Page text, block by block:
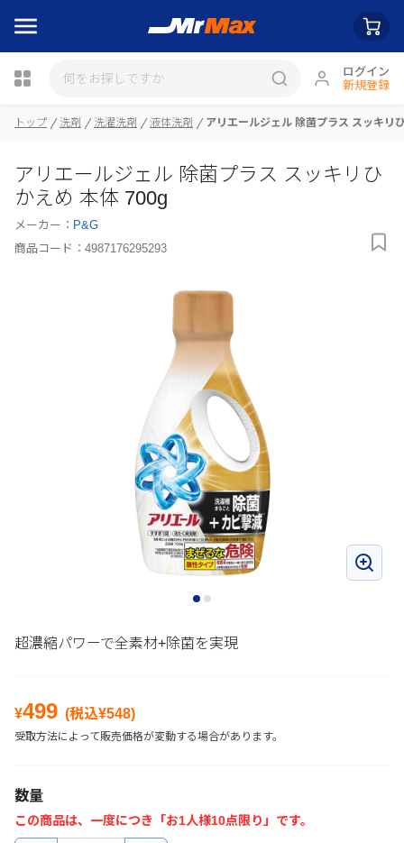
ログイン
新規登録
瓶詰
トップ 洗剤 洗濯洗剤 液体洗剤 アリエールジェル 除菌プラス スッキリ
アリエールジェル 除菌プラス スッキリひ
かえめ 本体 700g
メーカー： P&G
商品コード： 4987176295293
超濃縮パワーで全素材+除菌を実現
¥499 (税込¥548)
受取方法によって販売価格が変動する場合があります。
数量
この商品は、一度につき「お1人様10点限り」です。